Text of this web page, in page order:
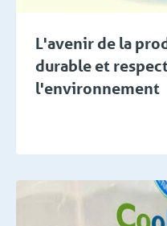
L'avenir de la
durable et
l'environnement